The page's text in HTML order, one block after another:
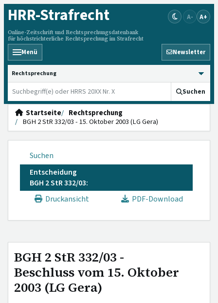
HRR-Strafrecht
Online-Zeitschrift und Rechtsprechungsdatenbank
für höchstrichterliche Rechtsprechung im Strafrecht
A- A+
Menü Newsletter
HRRS durchsuchen
Suchen
Startseite
Rechtsprechung
BGH 2 StR 332/03 - 15. Oktober 2003 (LG Gera)
Suchen
Entscheidung
BGH 2 StR 332/03:
Druckansicht
PDF-Download
BGH 2 StR 332/03 -
Beschluss vom 15. Oktober
2003 (LG Gera)